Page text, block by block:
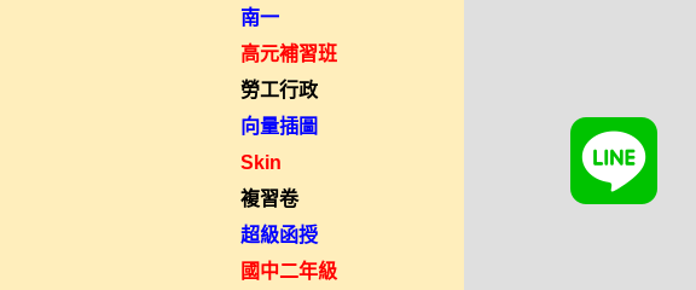
南一
高元補習班
勞工行政
向量插圖
Skin
複習卷
超級函授
國中二年級